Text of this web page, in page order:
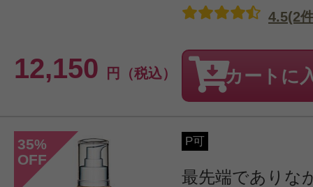
12,150 円（税込）
4.5(2
カートに
35%
OFF
P可
最先端でありな